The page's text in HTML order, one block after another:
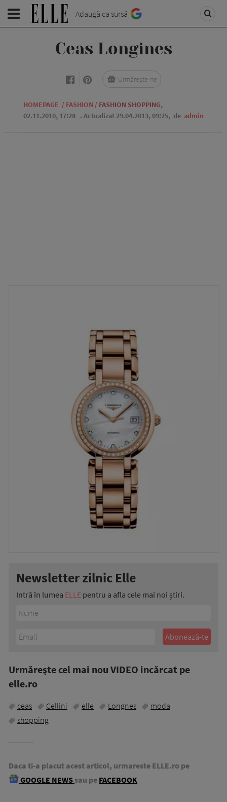
Adaugă ca sursă
Ceas Longines
HOMEPAGE / FASHION / FASHION SHOPPING,
02.11.2010, 17:28 . Actualizat 29.04.2013, 09:25, de admin
Urmărește-ne
Newsletter zilnic Elle
Intră în lumea ELLE pentru a afla cele mai noi știri.
Urmăreşte cel mai nou VIDEO incărcat pe
elle.ro
ceas Cellini elle Longnes
moda
shopping
Daca ti-a placut acest articol, urmareste ELLE.ro pe
GOOGLE NEWS sau pe FACEBOOK